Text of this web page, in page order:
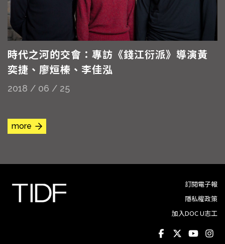
時代之河的交會：專訪《錢江衍派》導演黃
奕捷、廖烜榛、李佳泓
2018 / 06 / 25
more
訂閱電子報
隱私權政策
加入DOC U志工